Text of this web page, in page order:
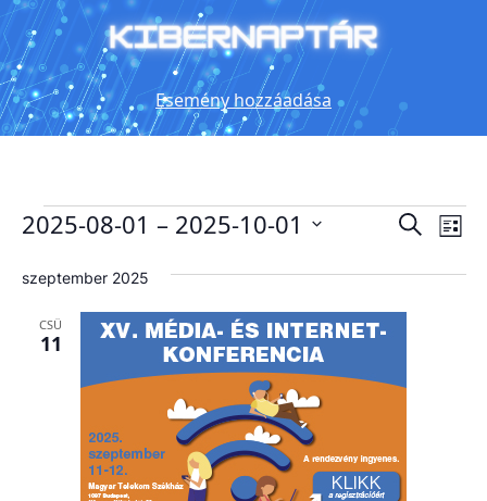
Esemény hozzáadása
Események
nézet
Keresett
Lista
2025-08-01 – 2025-10-01
kiválasztása.
szeptember 2025
CSÜ
11